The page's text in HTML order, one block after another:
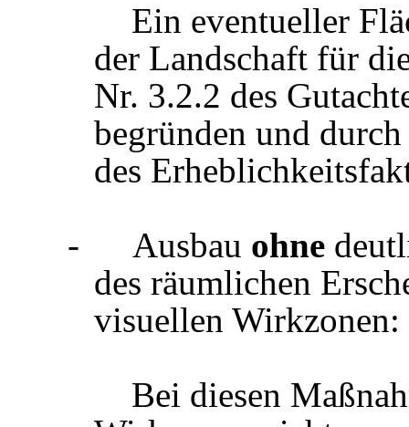
Ein eventueller
der Landschaft für
Nr. 3.2.2 des
begründen und
des
-
Ausbau ohne
des räumlichen
visuellen Wirkzonen:
Bei diesen